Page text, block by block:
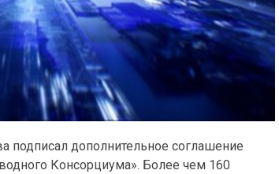
подписал дополнительное соглашение
Консорциума». Более чем 160